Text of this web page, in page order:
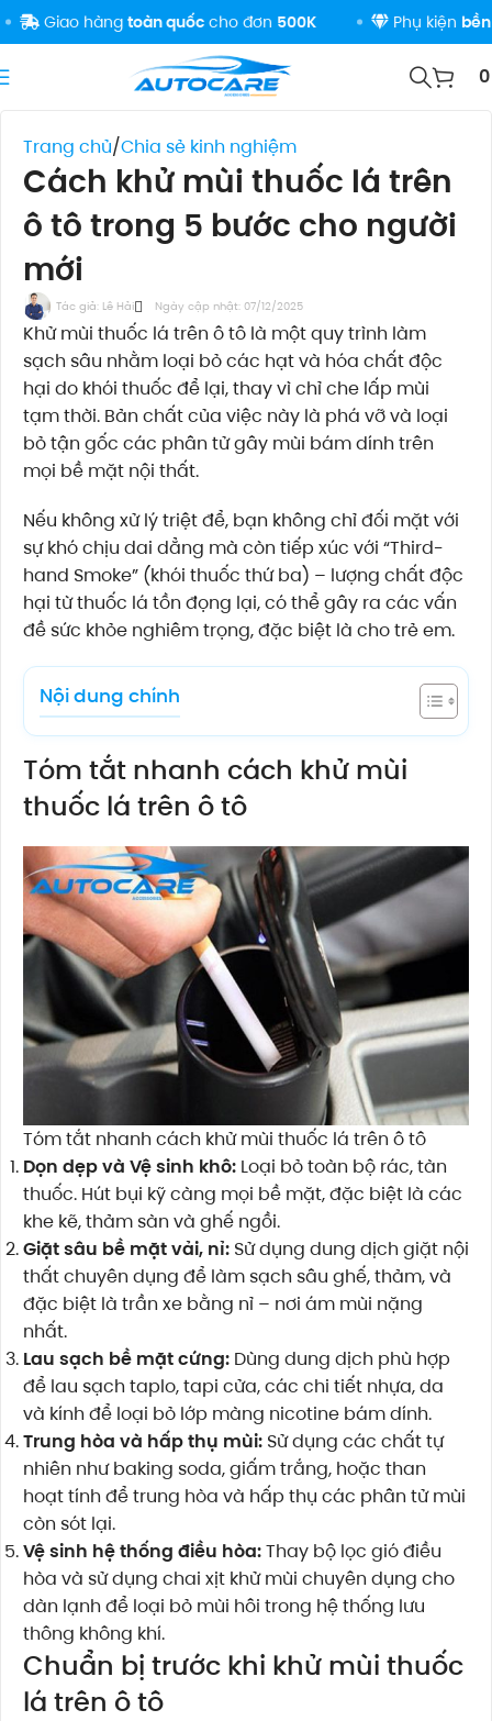
hàng toàn quốccho đơn500K Phụ kiệnbền đẹp
Trang chủ Chia sẻ kinh nghiệm
Cách khử mùi thuốc lá trên
ô tô trong 5 bước cho người
mới
Tác giả: Lê Hải Ngày cập nhật: 07/12/2025
Khử mùi thuốc lá trên ô tô là một quy trình làm
sạch sâu nhằm loại bỏ các hạt và hóa chất độc
hại do khói thuốc để lại, thay vì chỉ che lấp mùi
tạm thời. Bản chất của việc này là phá vỡ và loại
bỏ tận gốc các phân tử gây mùi bám dính trên
mọi bề mặt nội thất.
Nếu không xử lý triệt để, bạn không chỉ đối mặt với
sự khó chịu dai dẳng mà còn tiếp xúc với “Third-
hand Smoke” (khói thuốc thứ ba) – lượng chất độc
hại từ thuốc lá tồn đọng lại, có thể gây ra các vấn
đề sức khỏe nghiêm trọng, đặc biệt là cho trẻ em.
Nội dung chính
Tóm tắt nhanh cách khử mùi
thuốc lá trên ô tô
Tóm tắt nhanh cách khử mùi thuốc lá trên ô tô
Dọn dẹp và Vệ sinh khô: Loại bỏ toàn bộ rác, tàn
thuốc. Hút bụi kỹ càng mọi bề mặt, đặc biệt là các
khe kẽ, thảm sàn và ghế ngồi.
Giặt sâu bề mặt vải, nỉ: Sử dụng dung dịch giặt nội
thất chuyên dụng để làm sạch sâu ghế, thảm, và
đặc biệt là trần xe bằng nỉ – nơi ám mùi nặng
nhất.
Lau sạch bề mặt cứng: Dùng dung dịch phù hợp
để lau sạch taplo, tapi cửa, các chi tiết nhựa, da
và kính để loại bỏ lớp màng nicotine bám dính.
Trung hòa và hấp thụ mùi: Sử dụng các chất tự
nhiên như baking soda, giấm trắng, hoặc than
hoạt tính để trung hòa và hấp thụ các phân tử mùi
còn sót lại.
Vệ sinh hệ thống điều hòa:Thay bộ lọc gió điều
hòa và sử dụng chai xịt khử mùi chuyên dụng cho
dàn lạnh để loại bỏ mùi hôi trong hệ thống lưu
thông không khí.
Chuẩn bị trước khi khử mùi thuốc
lá trên ô tô